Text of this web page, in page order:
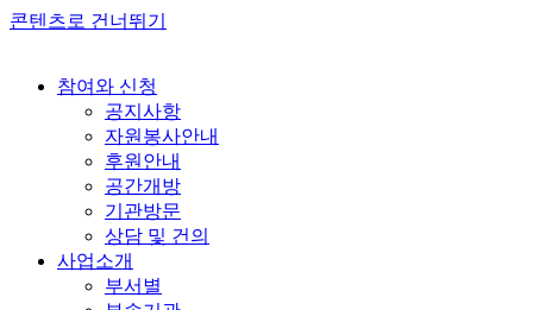
콘텐츠로 건너뛰기
참여와 신청
공지사항
자원봉사안내
후원안내
공간개방
기관방문
상담 및 건의
사업소개
부서별